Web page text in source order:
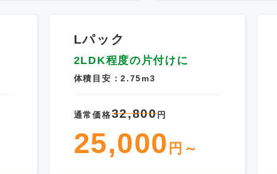
Lパック
2LDK程度の片付けに
体積目安：2.75m3
通常価格32,800円
25,000 円～